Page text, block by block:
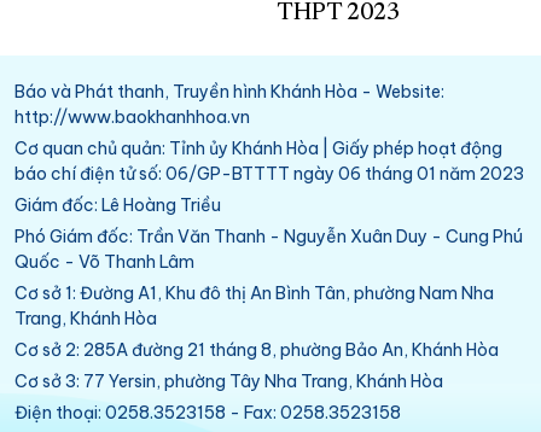
THPT 2023
Báo và Phát thanh, Truyền hình Khánh Hòa - Website:
http://www.baokhanhhoa.vn
Cơ quan chủ quản: Tỉnh ủy Khánh Hòa | Giấy phép hoạt động
báo chí điện tử số: 06/GP-BTTTT ngày 06 tháng 01 năm 2023
Giám đốc: Lê Hoàng Triều
Phó Giám đốc: Trần Văn Thanh - Nguyễn Xuân Duy - Cung Phú
Quốc - Võ Thanh Lâm
Cơ sở 1: Đường A1, Khu đô thị An Bình Tân, phường Nam Nha
Trang, Khánh Hòa
Cơ sở 2: 285A đường 21 tháng 8, phường Bảo An, Khánh Hòa
Cơ sở 3: 77 Yersin, phường Tây Nha Trang, Khánh Hòa
Điện thoại: 0258.3523158 - Fax: 0258.3523158